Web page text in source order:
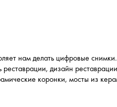
нам делать цифровые
дизайн
коронки, мосты из